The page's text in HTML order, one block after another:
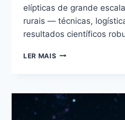
elípticas de grande
rurais — técnicas,
resultados científicos
LER MAIS GALÁXIAS
ESCALA:
GUIA